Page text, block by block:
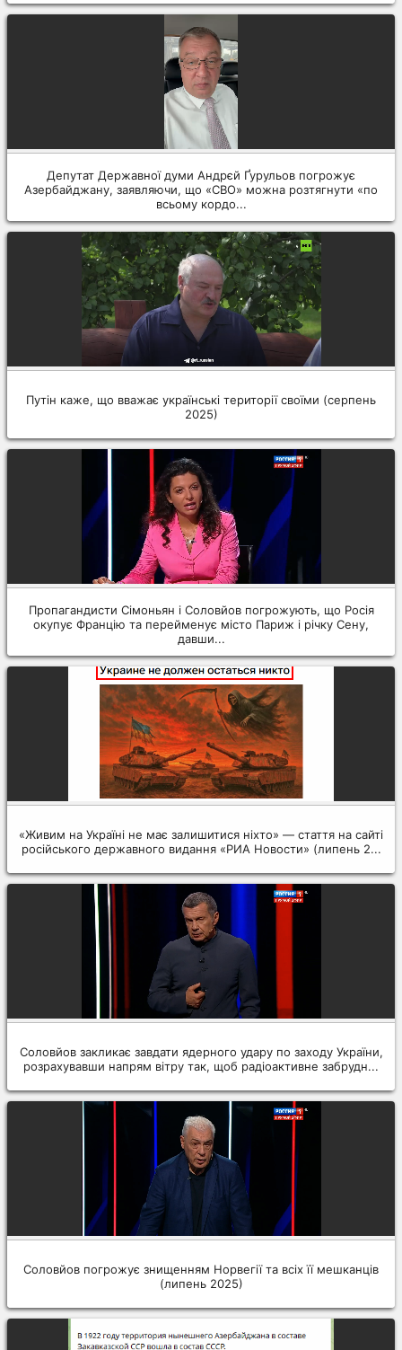
Депутат Державної думи Андрєй Ґурульов погрожує
Азербайджану, заявляючи, що «СВО» можна розтягнути «по
всьому кордо...
Путін каже, що вважає українські території своїми (серпень
2025)
Пропагандисти Сімоньян і Соловйов погрожують, що Росія
окупує Францію та перейменує місто Париж і річку Сену,
давши...
«Живим на Україні не має залишитися ніхто» — стаття на сайті
російського державного видання «РИА Новости» (липень 2...
Соловйов закликає завдати ядерного удару по заходу України,
розрахувавши напрям вітру так, щоб радіоактивне забрудн...
Соловйов погрожує знищенням Норвегії та всіх її мешканців
(липень 2025)